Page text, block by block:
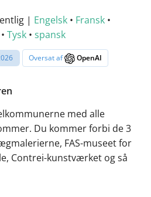
| Engelsk • Fransk •
• Tysk • spansk
Oversat af OpenAI
med alle
Du kommer forbi de 3
FAS-museet for
Contrei-kunstværket og så